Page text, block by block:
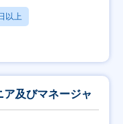
以上
及びマネージャ